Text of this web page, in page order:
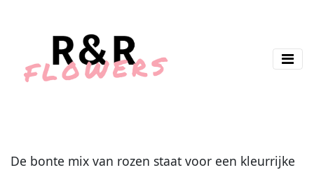
De bonte mix van rozen staat voor een kleurrijke